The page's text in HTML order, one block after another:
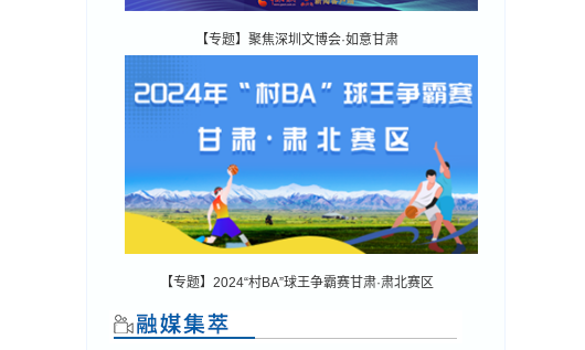
【专题】聚焦深圳文博会·如意甘肃
【专题】2024“村BA”球王争霸赛甘肃·肃北赛区